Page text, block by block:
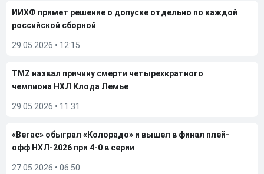
ИИХФ примет решение о допуске отдельно по каждой
российской сборной
29.05.2026 • 12:15
TMZ назвал причину смерти четырехкратного
чемпиона НХЛ Клода Лемье
29.05.2026 • 11:31
«Вегас» обыграл «Колорадо» и вышел в финал плей-
офф НХЛ-2026 при 4-0 в серии
27.05.2026 • 06:50